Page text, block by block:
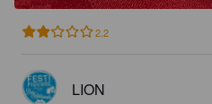
2.2
LION